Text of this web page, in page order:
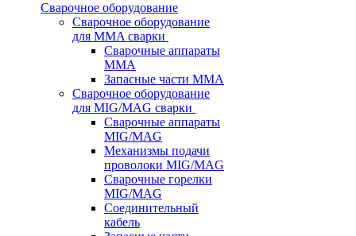
Сварочное оборудование
Сварочное оборудование
для MMA сварки
Сварочные аппараты
MMA
Запасные части MMA
Сварочное оборудование
для MIG/MAG сварки
Сварочные аппараты
MIG/MAG
Механизмы подачи
проволоки MIG/MAG
Сварочные горелки
MIG/MAG
Соединительный
кабель